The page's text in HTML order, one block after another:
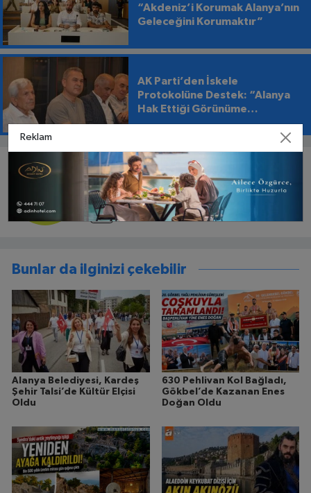
“Akdeniz’i Korumak Alanya’nın
Geleceğini Korumaktır”
AK Parti’den İskele
Protokolüne Destek: “Alanya
Hak Ettiği Görünüme
Kavuşmalı”
EDITÖR HAKKINDA
Haber Merkezi
Bunlar da ilginizi çekebilir
Alanya Belediyesi, Kardeş
Şehir Talsi’de Kültür Elçisi
Oldu
630 Pehlivan Kol Bağladı,
Gökbel’de Kazanan Enes
Doğan Oldu
Reklam